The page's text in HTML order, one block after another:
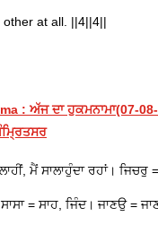
other at all. ||4||4||
: ਅੱਜ ਦਾ ਹੁਕਮਨਾਮਾ(07-
ਮੈਂ ਸਾਲਾਹੁੰਦਾ ਰਹਾਂ। ਜਿਚਰੁ
= ਸਾਹ, ਜਿੰਦ। ਜਾਣਉ =